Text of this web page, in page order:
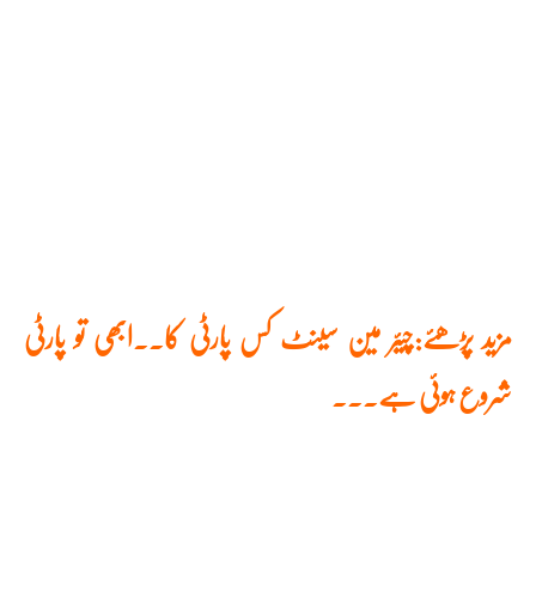
مزید پڑھئے:چیئر مین سینٹ کس پارٹی کا۔۔ابھی تو پارٹی
شروع ہوئی ہے۔۔۔